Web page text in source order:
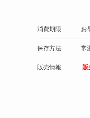
消費期限 お
保存方法 常
販売情報 販